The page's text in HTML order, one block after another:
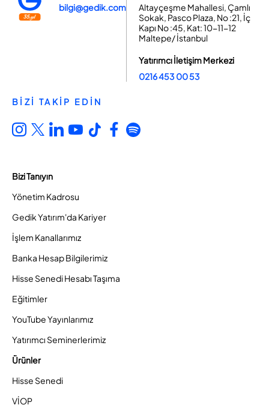
bilgi@gedik.com
Altayçeşme Mahallesi, Çamlı
Sokak, Pasco Plaza, No :21, İç
Kapı No :45, Kat: 10-11-12
Maltepe/ İstanbul
Yatırımcı İletişim Merkezi
0216 453 00 53
BİZİ TAKİP EDİN
Bizi Tanıyın
Yönetim Kadrosu
Gedik Yatırım'da Kariyer
İşlem Kanallarımız
Banka Hesap Bilgilerimiz
Hisse Senedi Hesabı Taşıma
Eğitimler
YouTube Yayınlarımız
Yatırımcı Seminerlerimiz
Ürünler
Hisse Senedi
VİOP